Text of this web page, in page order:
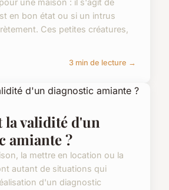
une maison : il s'agit de
en bon état ou si un intrus
Ces petites créatures,
3 min de lecture →
la validité d'un
amiante ?
la mettre en location ou la
autant de situations qui
d'un diagnostic